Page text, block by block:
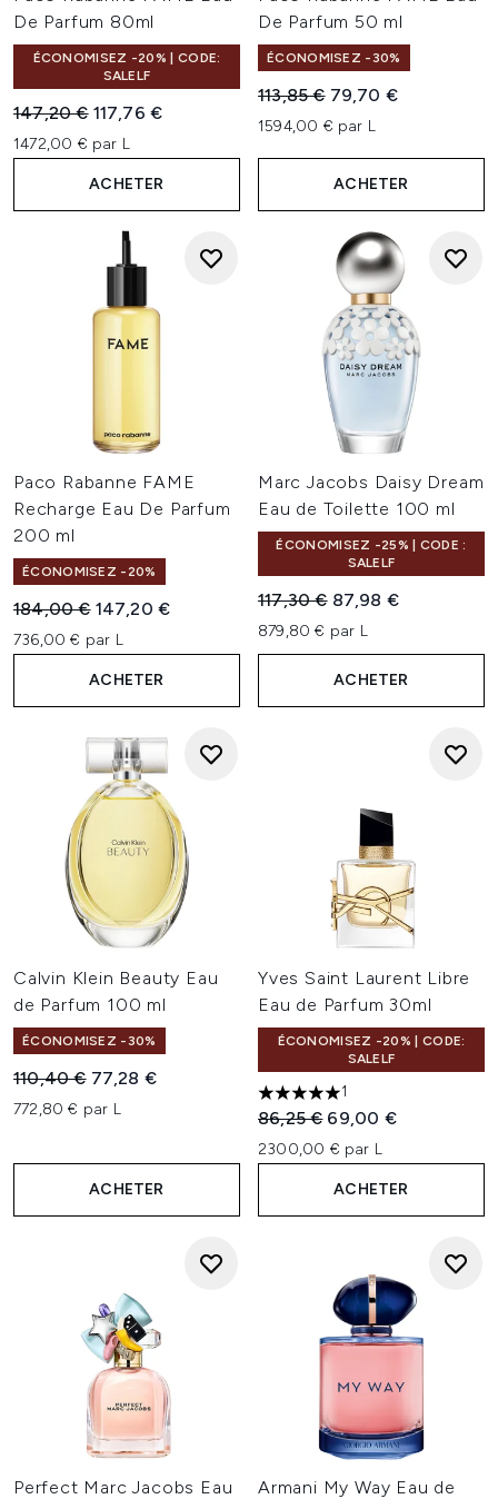
De Parfum 80ml
ÉCONOMISEZ -20% | CODE:
SALELF
Prix de vente :
147,20 € Prix ​​actuel :
117,76 €
1472,00 € par L
ACHETER
De Parfum 50 ml
ÉCONOMISEZ -30%
Prix de vente :
113,85 € Prix ​​actuel :
79,70 €
1594,00 € par L
ACHETER
Paco Rabanne FAME
Recharge Eau De Parfum
200 ml
ÉCONOMISEZ -20%
Prix de vente :
184,00 € Prix ​​actuel :
147,20 €
736,00 € par L
ACHETER
Marc Jacobs Daisy Dream
Eau de Toilette 100 ml
ÉCONOMISEZ -25% | CODE :
SALELF
Prix de vente :
117,30 € Prix ​​actuel :
87,98 €
879,80 € par L
ACHETER
Calvin Klein Beauty Eau
de Parfum 100 ml
ÉCONOMISEZ -30%
Prix de vente :
110,40 € Prix ​​actuel :
77,28 €
772,80 € par L
ACHETER
Yves Saint Laurent Libre
Eau de Parfum 30ml
ÉCONOMISEZ -20% | CODE:
SALELF
5 étoiles sur un maximum de
1
Prix de vente :
86,25 € Prix ​​actuel :
69,00 €
2300,00 € par L
ACHETER
Perfect Marc Jacobs Eau
Armani My Way Eau de